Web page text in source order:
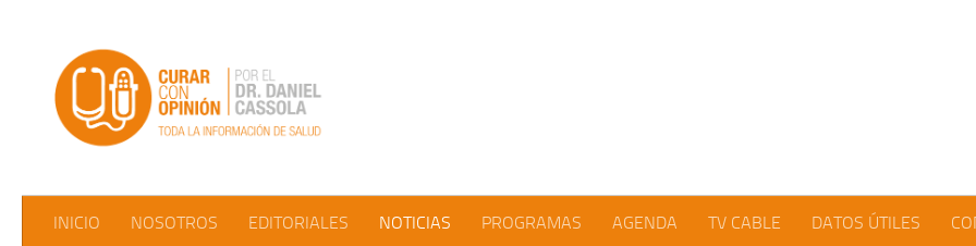
INICIO NOSOTROS EDITORIALES NOTICIAS PROGRAMAS AGENDA TV CABLE DATOS ÚTILES